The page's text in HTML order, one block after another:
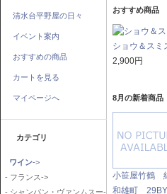
清水台平野屋の日々
イベント案内
おすすめの商品
カートを見る
マイページへ
カテゴリ
ワイン->
- フランス->
- シャンパン・ヴァンムスー-
おすすめ商品
ショウ＆ス
2,900円
8月の新着商品
小笹屋竹鶴
和雄町